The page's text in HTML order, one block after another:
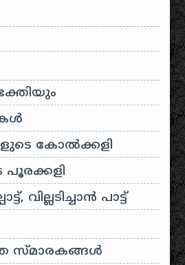
കോൽക്കളി
വില്ലടിച്ചാൻ പാട്ട്
സ്മാരകങ്ങൾ